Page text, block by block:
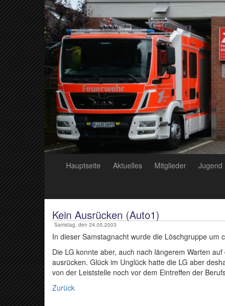
Hauptseite Aktuelles Mitglieder Jugend
Kein Ausrücken (Auto1)
Samstag, den 24.05.2003
In dieser Samstagnacht wurde die Löschgruppe um
Die LG konnte aber, auch nach längerem Warten
ausrücken. Glück im Unglück hatte die LG aber
von der Leiststelle noch vor dem Eintreffen der
Zurück